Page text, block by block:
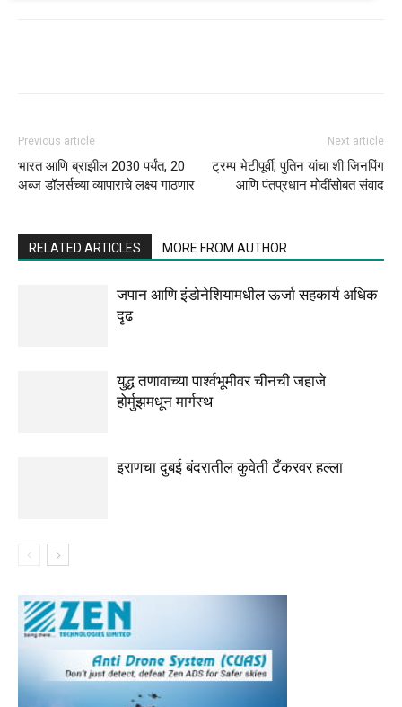
Previous article
भारत आणि ब्राझील 2030 पर्यंत, 20
अब्ज डॉलर्सच्या व्यापाराचे लक्ष्य गाठणार
Next article
ट्रम्प भेटीपूर्वी, पुतिन यांचा शी जिनपिंग
आणि पंतप्रधान मोदींसोबत संवाद
RELATED ARTICLES MORE FROM AUTHOR
जपान आणि इंडोनेशियामधील ऊर्जा सहकार्य अधिक
दृढ
युद्ध तणावाच्या पार्श्वभूमीवर चीनची जहाजे
होर्मुझमधून मार्गस्थ
इराणचा दुबई बंदरातील कुवेती टँकरवर हल्ला